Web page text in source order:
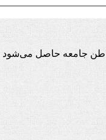
جامعه حاصل می‌شود و